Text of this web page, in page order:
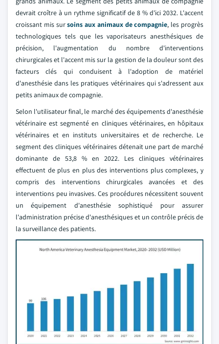
devrait croître à un rythme significatif de 8 % d'ici 2032. L'accent
croissant mis sursoins aux animaux de compagnie, les progrès
technologiques tels que les vaporisateurs anesthésiques de
précision, l'augmentation du nombre d'interventions
chirurgicales et l'accent mis sur la gestion de la douleur sont des
facteurs clés qui conduisent à l'adoption de matériel
d'anesthésie dans les pratiques vétérinaires qui s'adressent aux
petits animaux de compagnie.
Selon l'utilisateur final, le marché des équipements d'anesthésie
vétérinaire est segmenté en cliniques vétérinaires, en hôpitaux
vétérinaires et en instituts universitaires et de recherche. Le
segment des cliniques vétérinaires détenait une part de marché
dominante de 53,8 % en 2022. Les cliniques vétérinaires
effectuent de plus en plus des interventions plus complexes, y
compris des interventions chirurgicales avancées et des
interventions peu invasives. Ces procédures nécessitent souvent
un équipement d'anesthésie sophistiqué pour assurer
l'administration précise d'anesthésiques et un contrôle précis de
la surveillance des patients.